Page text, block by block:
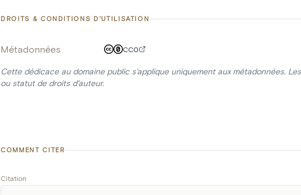
DROITS & CONDITIONS D'UTILISATION
Métadonnées CC0
Cette dédicace au domaine public s'applique uniquement aux métadonnées.
ou statut de droits d'auteur.
COMMENT CITER
Citation